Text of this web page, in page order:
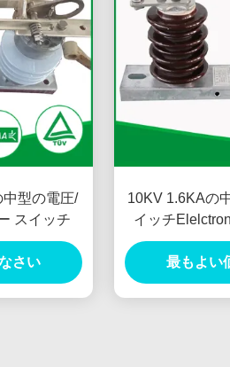
型の電圧/
スイッチ
さい
10KV 1.6KAの
イッチ
最もよい